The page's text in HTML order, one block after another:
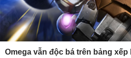
Omega vẫn độc bá trên bảng xếp